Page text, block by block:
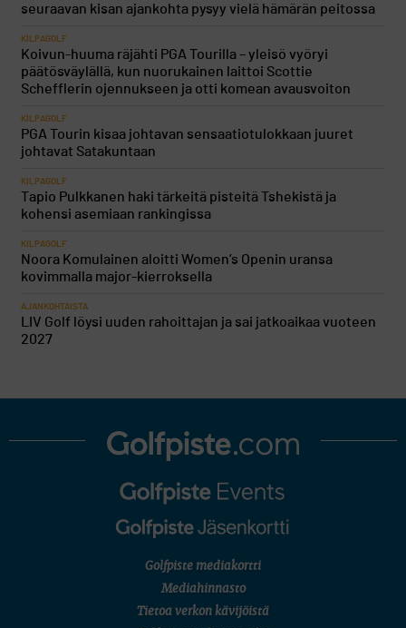
seuraavan kisan ajankohta pysyy vielä hämärän peitossa
KILPAGOLF
Koivun-huuma räjähti PGA Tourilla – yleisö vyöryi
päätösväylällä, kun nuorukainen laittoi Scottie
Schefflerin ojennukseen ja otti komean avausvoiton
KILPAGOLF
PGA Tourin kisaa johtavan sensaatiotulokkaan juuret
johtavat Satakuntaan
KILPAGOLF
Tapio Pulkkanen haki tärkeitä pisteitä Tshekistä ja
kohensi asemiaan rankingissa
KILPAGOLF
Noora Komulainen aloitti Women’s Openin uransa
kovimmalla major-kierroksella
AJANKOHTAISTA
LIV Golf löysi uuden rahoittajan ja sai jatkoaikaa vuoteen
2027
Golfpiste mediakortti
Mediahinnasto
Tietoa verkon kävijöistä